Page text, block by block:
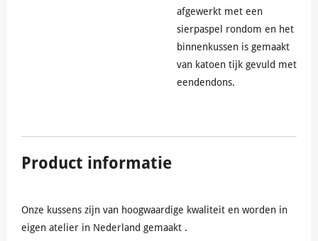
afgewerkt met een
sierpaspel rondom en het
binnenkussen is gemaakt
van katoen tijk gevuld met
eendendons.
Product informatie
Onze kussens zijn van hoogwaardige kwaliteit en worden in
eigen atelier in Nederland gemaakt .